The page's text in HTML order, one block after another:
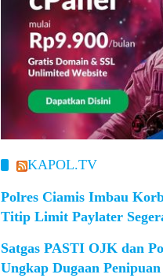
KAPOL.TV
Polres Ciamis Imbau
Titip Limit Paylater
Satgas PASTI OJK dan
Ungkap Dugaan